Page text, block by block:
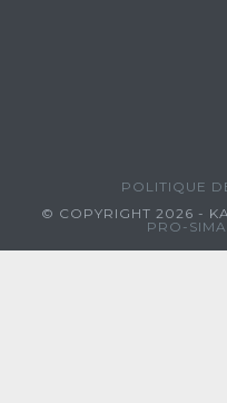
POLITIQUE
© COPYRIGHT 2026 -
PRO-